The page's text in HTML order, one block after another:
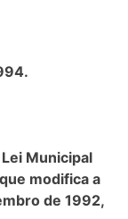
Municipal
modifica a
de 1992,